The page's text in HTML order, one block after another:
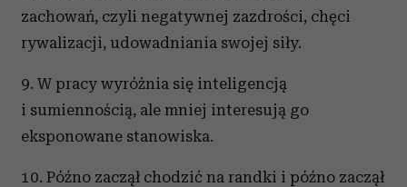
zachowań, czyli negatywnej zazdrości, chęci
rywalizacji, udowadniania swojej siły.
9. W pracy wyróżnia się inteligencją
i sumiennością, ale mniej interesują go
eksponowane stanowiska.
10. Późno zaczął chodzić na randki i późno zaczął